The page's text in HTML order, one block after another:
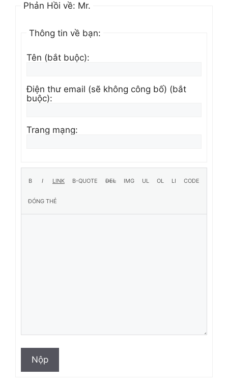
Phản Hồi về: Mr.
Thông tin về bạn:
Tên (bắt buộc):
Điện thư email (sẽ không công bố) (bắt
buộc):
Trang mạng:
Nộp